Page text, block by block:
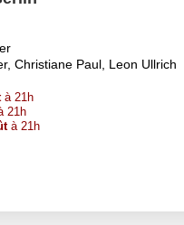
Christiane Paul, Leon Ullrich
à 21h
21h
à 21h